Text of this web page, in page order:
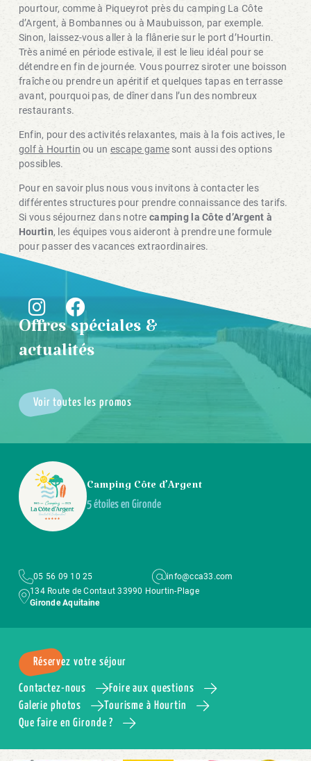
pourtour, comme à Piqueyrot près du camping La Côte
d’Argent, à Bombannes ou à Maubuisson, par exemple.
Sinon, laissez-vous aller à la flânerie sur le port d’Hourtin.
Très animé en période estivale, il est le lieu idéal pour se
détendre en fin de journée. Vous pourrez siroter une boisson
fraîche ou prendre un apéritif et quelques tapas en terrasse
avant, pourquoi pas, de dîner dans l’un des nombreux
restaurants.
Enfin, pour des activités relaxantes, mais à la fois actives, le
golf à Hourtin ou un escape gamesont aussi des options
possibles.
Pour en savoir plus nous vous invitons à contacter les
différentes structures pour prendre connaissance des tarifs.
Si vous séjournez dans notre camping la Côte d’Argent à
Hourtin, les équipes vous aideront à prendre une formule
pour passer des vacances extraordinaires.
Offres spéciales &
actualités
Voir toutes les promos
Camping Côte d’Argent
5 étoiles en Gironde
05 56 09 10 25
info@cca33.com
134 Route de Contaut 33990 Hourtin-Plage
Gironde Aquitaine
Réservez votre séjour
Contactez-nous
Foire aux questions
Galerie photos
Tourisme à Hourtin
Que faire en Gironde ?